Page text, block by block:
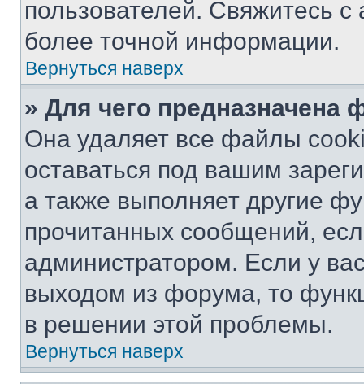
пользователей. Свяжитесь
более точной информации.
Вернуться наверх
» Для чего предназначена
Она удаляет все файлы
оставаться под вашим
а также выполняет другие
прочитанных сообщений,
администратором. Если у
выходом из форума, то
в решении этой проблемы.
Вернуться наверх